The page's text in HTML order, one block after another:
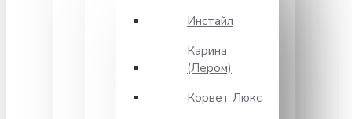
Инстайл
Карина
(Лером)
Корвет Люкс